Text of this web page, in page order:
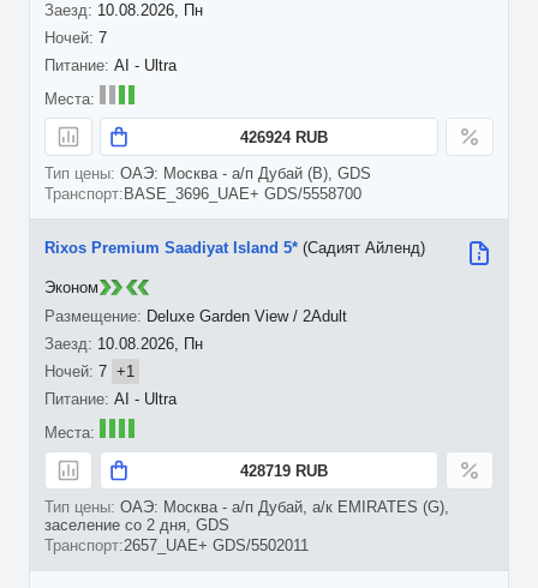
10.08.2026, Пн
7
AI - Ultra
426924 RUB
ОАЭ: Москва - а/п Дубай (B), GDS
BASE_3696_UAE+ GDS/5558700
10.08.2026, Пн
7 +1
Rixos Premium Saadiyat Island 5* (Садият Айленд)
Deluxe Garden View / 2Adult
AI - Ultra
428719 RUB
ОАЭ: Москва - а/п Дубай, а/к EMIRATES (G),
заселение со 2 дня, GDS
2657_UAE+ GDS/5502011
Эконом